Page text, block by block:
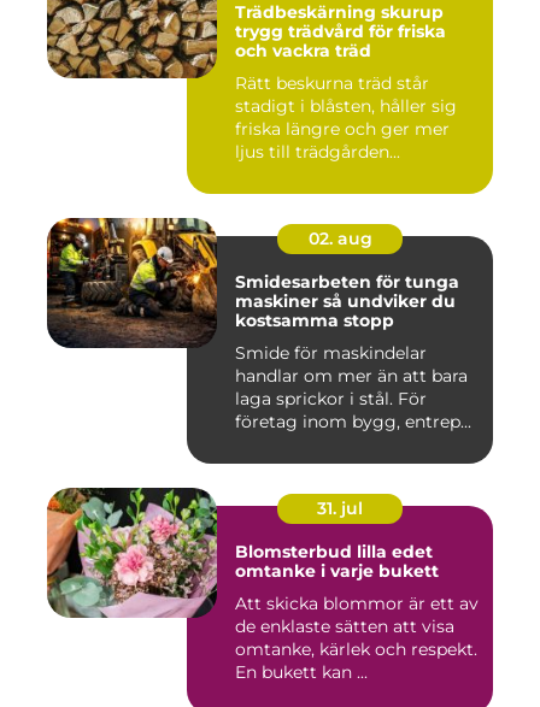
Trädbeskärning skurup
trygg trädvård för friska
och vackra träd
Rätt beskurna träd står
stadigt i blåsten, håller sig
friska längre och ger mer
ljus till trädgården...
02. aug
Smidesarbeten för tunga
maskiner så undviker du
kostsamma stopp
Smide för maskindelar
handlar om mer än att bara
laga sprickor i stål. För
företag inom bygg, entrep...
31. jul
Blomsterbud lilla edet
omtanke i varje bukett
Att skicka blommor är ett av
de enklaste sätten att visa
omtanke, kärlek och respekt.
En bukett kan ...